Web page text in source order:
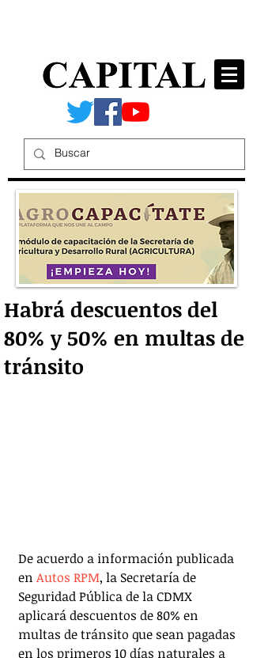
Habrá descuentos del
80% y 50% en multas de
tránsito
De acuerdo a información publicada
en Autos RPM, la Secretaría de
Seguridad Pública de la CDMX
aplicará descuentos de 80% en
multas de tránsito que sean pagadas
en los primeros 10 días naturales a